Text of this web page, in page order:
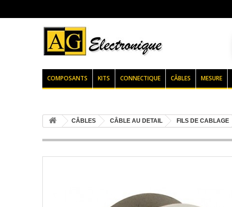
COMPOSANTS KITS CONNECTIQUE CÂBLES MESURE
CÂBLES CÂBLE AU DETAIL FILS DE CABLAGE